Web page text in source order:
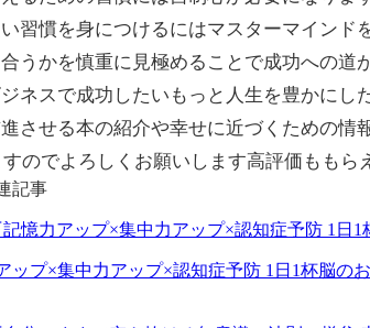
習慣を身につけるにはマスターマイン
うかを慎重に見極めることで成功への
ネスで成功したいもっと人生を豊かに
させる本の紹介や幸せに近づくための
のでよろしくお願いします高評価ももら
記事
ップ×集中力アップ×認知症予防 1日1杯脳の